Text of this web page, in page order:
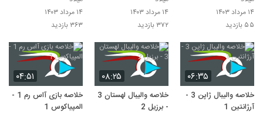
۱۴ مرداد ۱۴۰۳
۵۵ بازدید
۱۴ مرداد ۱۴۰۳
۳۷۲ بازدید
۱۴ مرداد ۱۴۰۳
۳۶۳ بازدید
۰۶:۳۵
خلاصه والیبال ژاپن 3 -
آرژانتین 1
۰۸:۲۵
خلاصه والیبال لهستان 3
- برزیل 2
۰۴:۵۱
خلاصه بازی آاس رم 1 -
المپیاکوس 1